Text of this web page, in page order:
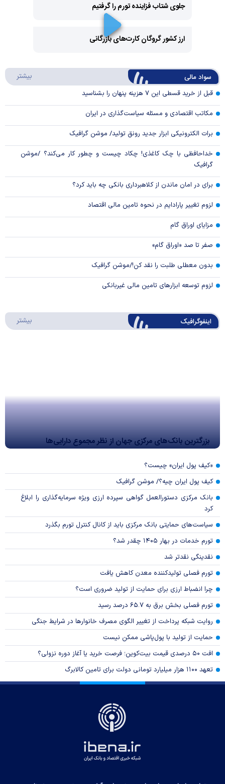
Play
Video
جلوی شتاب فزاینده تورم را گرفتیم
Video
ارز کشور گروگان کارت‌های بازرگانی
سواد مالی بیشتر
قبل از خرید قسطی این ۷ هزینه پنهان را بشناسید
مکاتب اقتصادی و مسئله سیاست‌گذاری در ایران
برات الکترونیکی ابزار جدید رونق تولید/ موشن گرافیک
خداحافظی با چک کاغذی! چکاد چیست و چطور کار می‌کند؟ /موشن
گرافیک
برای در امان ماندن از کلاهبرداری بانکی چه باید کرد؟
لزوم تغییر پارادایم در نحوه تامین مالی اقتصاد
مزایای اوراق گام
صفر تا صد «اوراق گام»
بدون معطلی طلبت را نقد کن!/موشن گرافیک
لزوم توسعه ابزارهای تامین مالی غیربانکی
اینفوگرافیک بیشتر
بزرگترین بانک‌های مرکزی جهان از نظر مجموع دارایی‌ها
«کیف پول ایران» چیست؟
کیف پول ایران چیه؟/ موشن گرافیک
بانک مرکزی دستورالعمل گواهی سپرده ارزی ویژه سرمایه‌گذاری را ابلاغ
کرد
سیاست‌های حمایتی بانک مرکزی باید از کانال کنترل تورم بگذرد
تورم خدمات در بهار ۱۴۰۵ چقدر شد؟
نقدینگی نقدتر شد
تورم فصلی تولیدکننده معدن کاهش یافت
چرا انضباط ارزی برای حمایت از تولید ضروری است؟
تورم فصلی بخش برق به ۶۵.۷ درصد رسید
روایت شبکه پرداخت از تغییر الگوی مصرف خانوار‌ها در شرایط جنگی
حمایت از تولید با پول‌پاشی ممکن نیست
افت ۵۰ درصدی قیمت بیت‌کوین؛ فرصت خرید یا آغاز دوره نزولی؟
تعهد ۱۱۰۰ هزار میلیارد تومانی دولت برای تامین کالابرگ